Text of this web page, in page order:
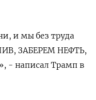
​и мы ‌без труда
​ЗАБЕРЕМ ​НЕФТЬ,
- написал Трамп в